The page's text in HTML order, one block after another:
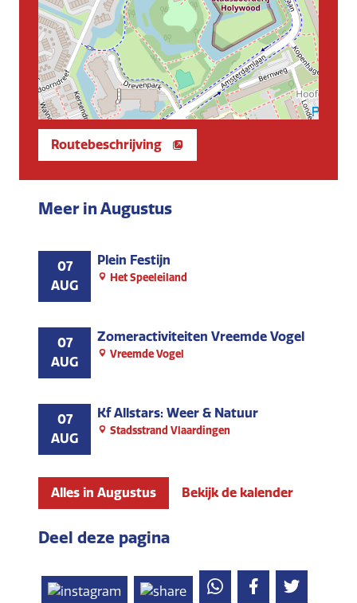
Routebeschrijving
Meer in Augustus
07
AUG
Plein Festijn
Het Speeleiland
07
AUG
Zomeractiviteiten Vreemde Vogel
Vreemde Vogel
07
AUG
Kf Allstars: Weer & Natuur
Stadsstrand Vlaardingen
Alles in Augustus Bekijk de kalender
Deel deze pagina